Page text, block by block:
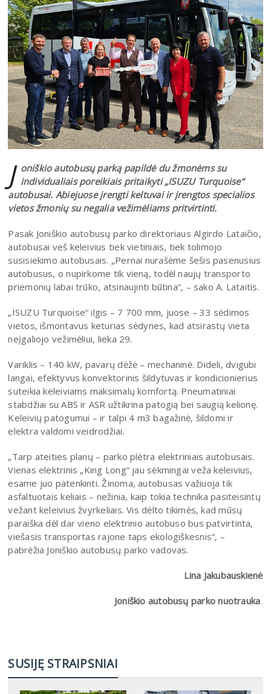
J oniškio autobusų parką papildė du žmonėms su
individualiais poreikiais pritaikyti „ISUZU Turquoise“
autobusai. Abiejuose įrengti keltuvai ir įrengtos specialios
vietos žmonių su negalia vežimėliams pritvirtinti.
Pasak Joniškio autobusų parko direktoriaus Algirdo Lataičio,
autobusai veš keleivius tiek vietiniais, tiek tolimojo
susisiekimo autobusais. „Pernai nurašėme šešis pasenusius
autobusus, o nupirkome tik vieną, todėl naujų transporto
priemonių labai trūko, atsinaujinti būtina“, – sako A. Lataitis.
„ISUZU Turquoise“ ilgis – 7 700 mm, juose – 33 sėdimos
vietos, išmontavus keturias sėdynes, kad atsirastų vieta
neįgaliojo vežimėliui, lieka 29.
Variklis – 140 kW, pavarų dėžė – mechaninė. Dideli, dvigubi
langai, efektyvus konvektorinis šildytuvas ir kondicionierius
suteikia keleiviams maksimalų komfortą. Pneumatiniai
stabdžiai su ABS ir ASR užtikrina patogią bei saugią kelionę.
Keleivių patogumui – ir talpi 4 m3 bagažinė, šildomi ir
elektra valdomi veidrodžiai.
„Tarp ateities planų – parko plėtra elektriniais autobusais.
Vienas elektrinis „King Long“ jau sėkmingai veža keleivius,
esame juo patenkinti. Žinoma, autobusas važiuoja tik
asfaltuotais keliais – nežinia, kaip tokia technika pasiteisintų
vežant keleivius žvyrkeliais. Vis dėlto tikimės, kad mūsų
paraiška dėl dar vieno elektrinio autobuso bus patvirtinta,
viešasis transportas rajone taps ekologiškesnis“, –
pabrėžia Joniškio autobusų parko vadovas.
Lina Jakubauskienė
Joniškio autobusų parko nuotrauka
SUSIJĘ STRAIPSNIAI